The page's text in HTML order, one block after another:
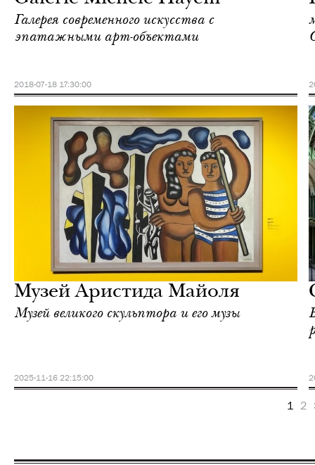
Галерея современного искусства с
эпатажными арт-объектами
2018-07-18 17:30:00
Музей Аристида Майоля
Музей великого скульптора и его музы
2025-11-16 22:15:00
1 2